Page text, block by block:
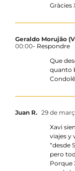
Gràcies
Geraldo Morujão
00:00- Respondre
Que
quanto
Juan R. 29 de
Xavi
viajes y
“desde
pero
Porque